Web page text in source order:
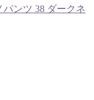
ンツ 38 ダークネ